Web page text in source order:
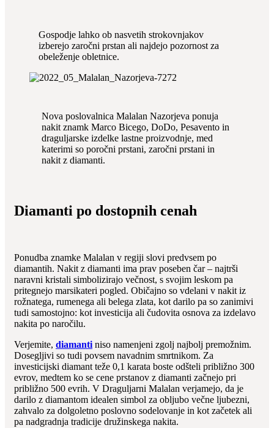
Gospodje lahko ob nasvetih strokovnjakov
izberejo zaročni prstan ali najdejo pozornost za
obeleženje obletnice.
Nova poslovalnica Malalan Nazorjeva ponuja
nakit znamk Marco Bicego, DoDo, Pesavento in
draguljarske izdelke lastne proizvodnje, med
katerimi so poročni prstani, zaročni prstani in
nakit z diamanti.
Diamanti po dostopnih cenah
Ponudba znamke Malalan v regiji slovi predvsem po
diamantih. Nakit z diamanti ima prav poseben čar – najtrši
naravni kristali simbolizirajo večnost, s svojim leskom pa
pritegnejo marsikateri pogled. Običajno so vdelani v nakit iz
rožnatega, rumenega ali belega zlata, kot darilo pa so zanimivi
tudi samostojno: kot investicija ali čudovita osnova za izdelavo
nakita po naročilu.
Verjemite, diamanti niso namenjeni zgolj najbolj premožnim.
Dosegljivi so tudi povsem navadnim smrtnikom. Za
investicijski diamant teže 0,1 karata boste odšteli približno 300
evrov, medtem ko se cene prstanov z diamanti začnejo pri
približno 500 evrih. V Draguljarni Malalan verjamejo, da je
darilo z diamantom idealen simbol za obljubo večne ljubezni,
zahvalo za dolgoletno poslovno sodelovanje in kot začetek ali
pa nadgradnja tradicije družinskega nakita.